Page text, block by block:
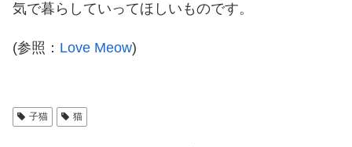
気で暮らしていってほしいものです。
(参照： Love Meow)
子猫 猫